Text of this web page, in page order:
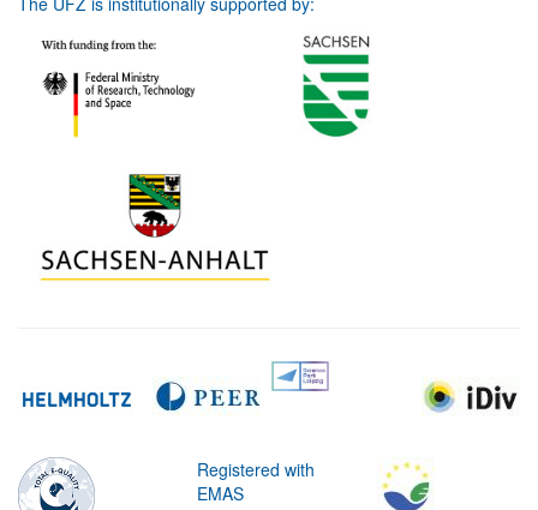
Registered with
EMAS